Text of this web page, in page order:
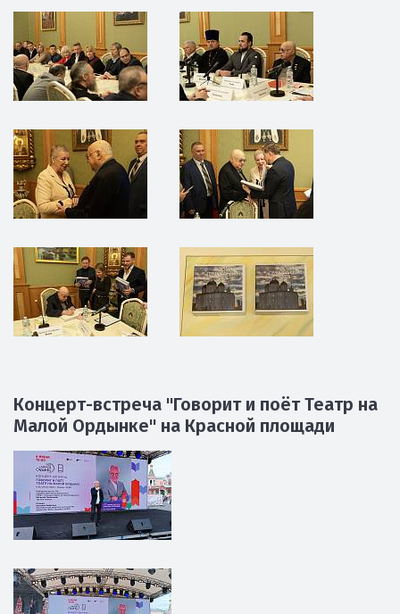
Концерт-встреча "Говорит и поёт Театр на
Малой Ордынке" на Красной площади